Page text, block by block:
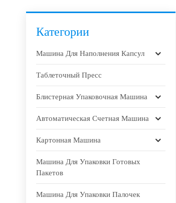
Категории
Машина Для Наполнения Капсул
Таблеточный Пресс
Блистерная Упаковочная Машина
Автоматическая Счетная Машина
Картонная Машина
Машина Для Упаковки Готовых
Пакетов
Машина Для Упаковки Палочек